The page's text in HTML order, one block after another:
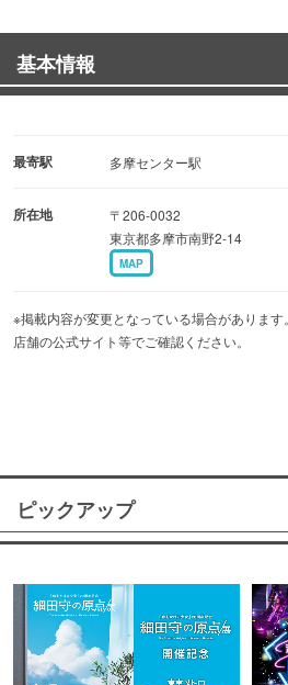
基本情報
最寄駅 多摩センター駅
所在地
〒206-0032
東京都多摩市南野2-14
MAP
※掲載内容が変更となっている場合があります
店舗の公式サイト等でご確認ください。
ピックアップ